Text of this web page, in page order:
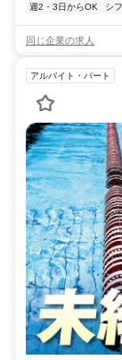
週2・3日からOK
シ
同じ企業の求人
アルバイト・パート